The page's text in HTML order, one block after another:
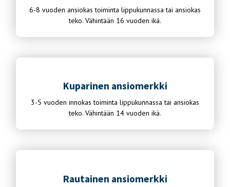
6-8 vuoden ansiokas toiminta lippukunnassa tai ansiokas
teko. Vähintään 16 vuoden ikä.
Kuparinen ansiomerkki
3-5 vuoden innokas toiminta lippukunnassa tai ansiokas
teko. Vähintään 14 vuoden ikä.
Rautainen ansiomerkki